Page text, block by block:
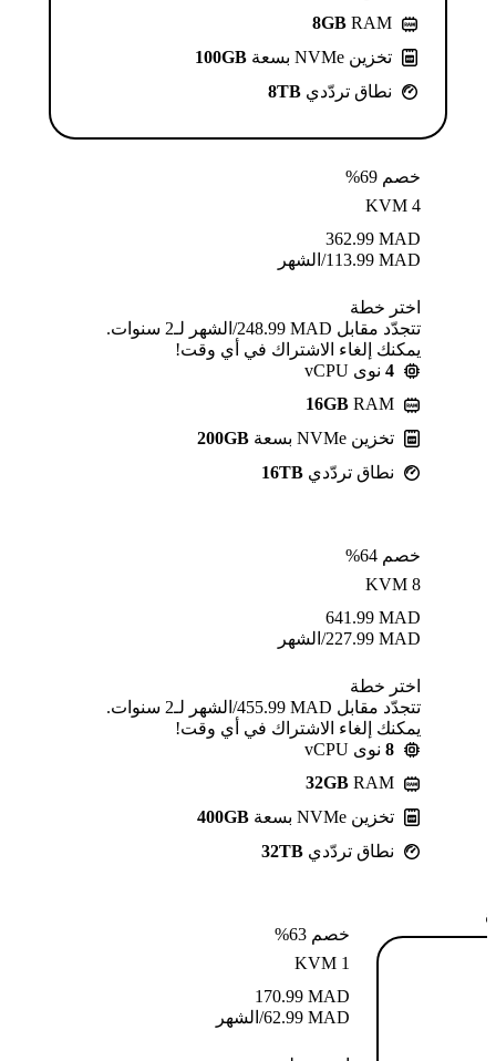
8GB RAM
تخزين NVMe بسعة
100GB
نطاق تردّدي 8TB
خصم 69%
KVM 4
MAD
362.99
MAD
113.99/الشهر
اختر خطة
تتجدّد مقابل MAD ⁦248.99⁩/الشهر لـ2 سنوات.
يمكنك إلغاء الاشتراك في أي وقت!
4 نوى vCPU
16GB RAM
تخزين NVMe بسعة
200GB
نطاق تردّدي 16TB
خصم 64%
KVM 8
MAD
641.99
MAD
227.99/الشهر
اختر خطة
تتجدّد مقابل MAD ⁦455.99⁩/الشهر لـ2 سنوات.
يمكنك إلغاء الاشتراك في أي وقت!
8 نوى vCPU
32GB RAM
تخزين NVMe بسعة
400GB
نطاق تردّدي 32TB
خصم 63%
KVM 1
MAD
170.99
MAD
62.99/الشهر